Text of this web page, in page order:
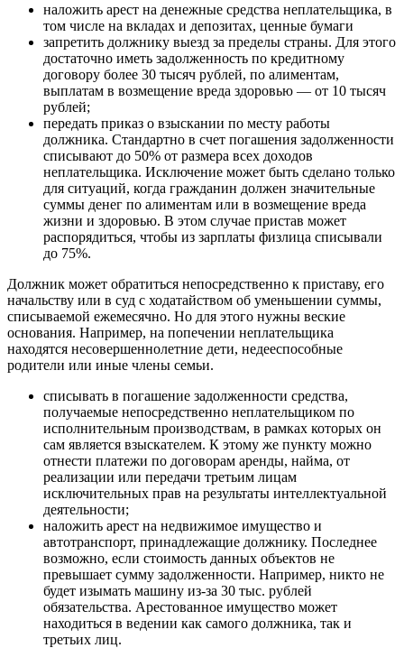
наложить арест на денежные средства неплательщика, в
том числе на вкладах и депозитах, ценные бумаги
запретить должнику выезд за пределы страны. Для этого
достаточно иметь задолженность по кредитному
договору более 30 тысяч рублей, по алиментам,
выплатам в возмещение вреда здоровью — от 10 тысяч
рублей;
передать приказ о взыскании по месту работы
должника. Стандартно в счет погашения задолженности
списывают до 50% от размера всех доходов
неплательщика. Исключение может быть сделано только
для ситуаций, когда гражданин должен значительные
суммы денег по алиментам или в возмещение вреда
жизни и здоровью. В этом случае пристав может
распорядиться, чтобы из зарплаты физлица списывали
до 75%.
Должник может обратиться непосредственно к приставу, его
начальству или в суд с ходатайством об уменьшении суммы,
списываемой ежемесячно. Но для этого нужны веские
основания. Например, на попечении неплательщика
находятся несовершеннолетние дети, недееспособные
родители или иные члены семьи.
списывать в погашение задолженности средства,
получаемые непосредственно неплательщиком по
исполнительным производствам, в рамках которых он
сам является взыскателем. К этому же пункту можно
отнести платежи по договорам аренды, найма, от
реализации или передачи третьим лицам
исключительных прав на результаты интеллектуальной
деятельности;
наложить арест на недвижимое имущество и
автотранспорт, принадлежащие должнику. Последнее
возможно, если стоимость данных объектов не
превышает сумму задолженности. Например, никто не
будет изымать машину из-за 30 тыс. рублей
обязательства. Арестованное имущество может
находиться в ведении как самого должника, так и
третьих лиц.